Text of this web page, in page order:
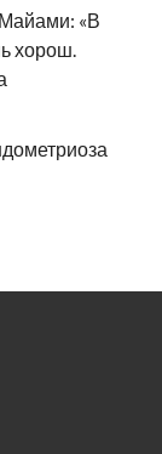
«В
хорош.